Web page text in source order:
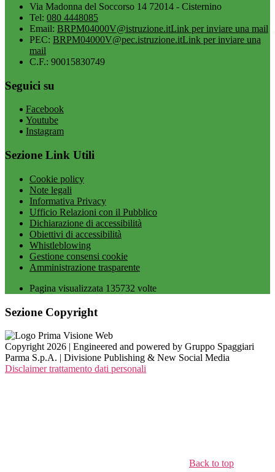
Via Madonna del Soccorso 14 72014 - Cisternino
Tel: 080 4448085
Email: BRPM04000V@istruzione.itLink per inviare una mail
PEC: BRPM04000V@pec.istruzione.itLink per inviare una
mail
C.F.: 90015830749
Seguici su
Facebook
Youtube
Instagram
Sezione Link Utili
Cookie policy
Note legali
Informativa Privacy
Ufficio Relazioni con il Pubblico
Dichiarazione di accessibilità
Obiettivi di accessibilità
Whistleblowing
Gestione consensi cookie
Amministrazione trasparente
Pagina visualizzata 135732 volte
Sezione Copyright
Copyright 2026 | Engineered and powered by Gruppo Spaggiari
Parma S.p.A. | Divisione Publishing & New Social Media
Disclaimer trattamento dati personali
Back to top